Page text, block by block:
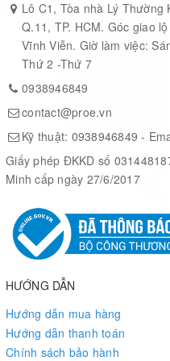
Lô C1, Tòa nhà Lý Thường
Q.11, TP. HCM. Góc giao
Vĩnh Viễn. Giờ làm việc:
Thứ 2 -Thứ 7
0938946849
contact@proe.vn
Kỹ thuật: 0938946849 -
Giấy phép ĐKKD số
Minh cấp ngày 27/6/2017
HƯỚNG DẪN
Hướng dẫn mua hàng
Hướng dẫn thanh toán
Chính sách bảo hành